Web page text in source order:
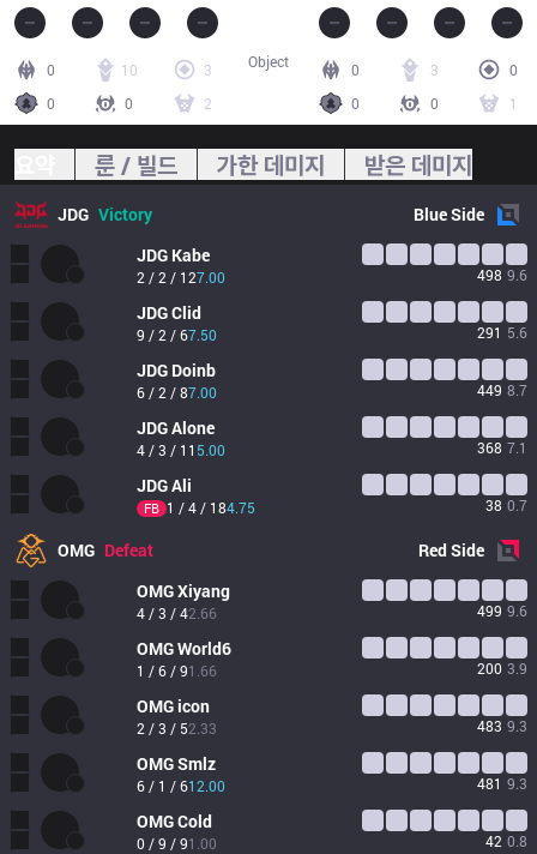
0 10
3
0
0 2
0 3
0
0
0 1
Object
룬 / 빌드 가한 데미지 받은 데미지
JDG Victory BlueSide
JDG Kabe
2 / 2 / 127.00 498 9.6
JDGClid
9 / 2 / 67.50 291 5.6
JDG Doinb
6 / 2 / 87.00 449 8.7
JDGAlone
4 / 3 / 11 5.00 368 7.1
JDGAli
FB 1 / 4 / 184.75 38 0.7
OMG Defeat RedSide
OMGXiyang
4 / 3 / 42.66 499 9.6
OMGWorld6
1 / 6 / 91.66 200 3.9
OMGicon
2 / 3 / 52.33 483 9.3
OMGSmlz
6 / 1 / 612.00 481 9.3
OMGCold
0 / 9 / 91.00 42 0.8